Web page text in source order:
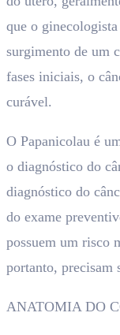
que o
surgimento de um
fases iniciais, o
curável.
O Papanicolau é
o diagnóstico do
diagnóstico do
do exame
possuem um risco
portanto, precisam
ANATOMIA DO